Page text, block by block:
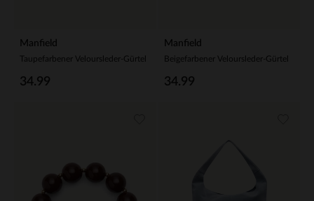
Manfield
Taupefarbener Veloursleder-Gürtel
34.99
Manfield
Beigefarbener Veloursleder-Gürtel
34.99